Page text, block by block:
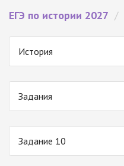
ЕГЭ по истории 2027 /
История
Задания
Задание 10